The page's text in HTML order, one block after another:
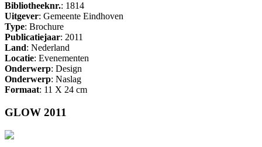
Bibliotheeknr.: 1814
Uitgever: Gemeente Eindhoven
Type: Brochure
Publicatiejaar: 2011
Land: Nederland
Locatie: Evenementen
Onderwerp: Design
Onderwerp: Naslag
Formaat: 11 X 24 cm
GLOW 2011